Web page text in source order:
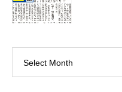
Select Month